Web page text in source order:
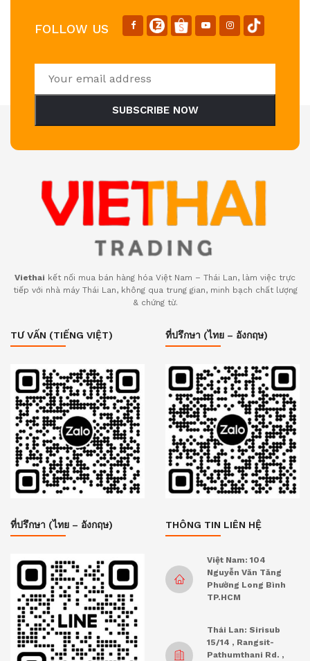
FOLLOW US
SUBSCRIBE NOW
Viethai kết nối mua bán hàng hóa Việt Nam – Thái Lan, làm việc trực
tiếp với nhà máy Thái Lan, không qua trung gian, minh bạch chất lượng
& chứng từ.
TƯ VẤN (TIẾNG VIỆT) ที่ปรึกษา (ไทย – อังกฤษ)
ที่ปรึกษา (ไทย – อังกฤษ) THÔNG TIN LIÊN HỆ
Việt Nam: 104
Nguyễn Văn Tăng
Phường Long Bình
TP.HCM
Thái Lan: Sirisub
15/14 , Rangsit-
Pathumthani Rd. ,